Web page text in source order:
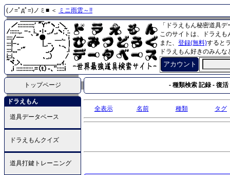
(ノ=ﾟдﾟ=)ノミ■ ＜ ミニ雨雲～!!
「ドラえもん秘密道具
このサイトは、ドラえ
また、 登録(無料)すると
ドラえもん好きのみん
アカウント
トップページ - 種類検索 記録 - 復活
ドラえもん
道具データベース
ドラえもんクイズ
道具打鍵トレーニング
全表示 名前 種類 タグ